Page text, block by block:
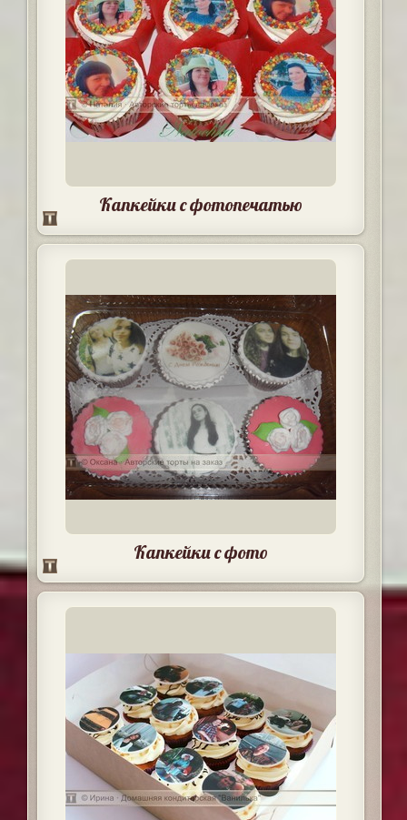
Капкейки с фотопечатью
Капкейки с фото